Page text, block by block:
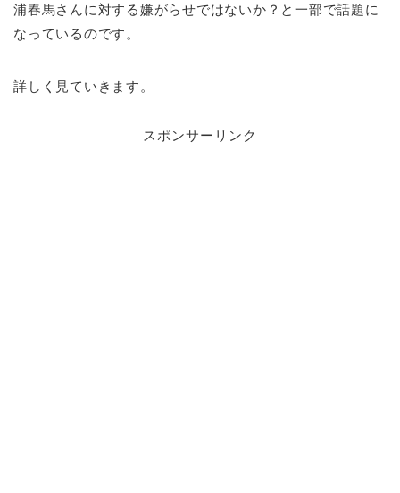
浦春馬さんに対する嫌がらせではないか？と一部で話題に
なっているのです。
詳しく見ていきます。
スポンサーリンク